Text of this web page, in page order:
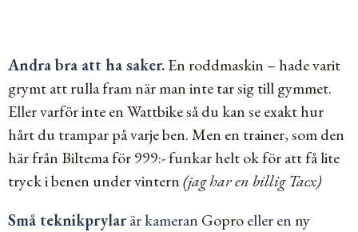
Andra bra att ha saker.En roddmaskin – hade varit
grymt att rulla fram när man inte tar sig till gymmet.
Eller varför inte en Wattbike så du kan se exakt hur
hårt du trampar på varje ben.Men en trainer, som den
här från Biltema för 999:- funkar helt ok för att få lite
tryck i benen under vintern(jag har en billig Tacx)
Små teknikprylarär kameran Goproeller enny